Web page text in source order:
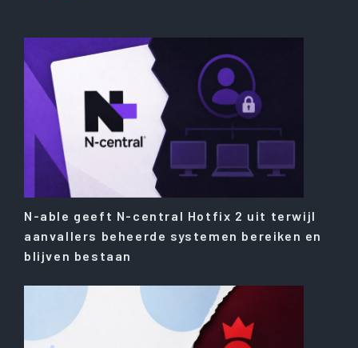
N-able geeft N-central Hotfix 2 uit terwijl
aanvallers beheerde systemen bereiken en
blijven bestaan